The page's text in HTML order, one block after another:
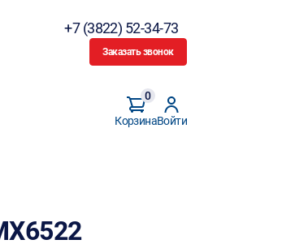
+7 (3822) 52-34-73
Заказать звонок
Корзина
0
Войти